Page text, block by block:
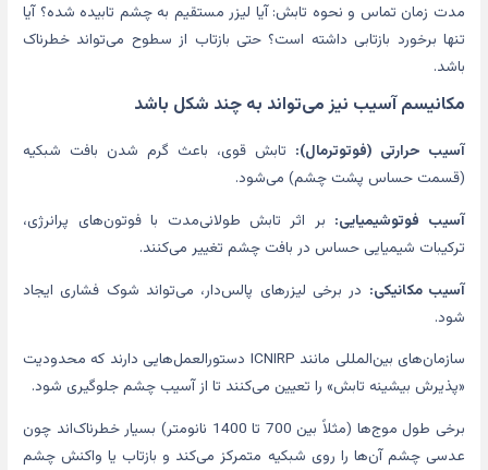
مدت زمان تماس و نحوه تابش: آیا لیزر مستقیم به چشم تابیده شده؟ آیا
تنها برخورد بازتابی داشته است؟ حتی بازتاب از سطوح می‌تواند خطرناک
باشد.
مکانیسم آسیب نیز می‌تواند به چند شکل باشد
آسیب حرارتی (فوتوترمال): تابش قوی، باعث گرم شدن بافت شبکیه
(قسمت حساس پشت چشم) می‌شود.
آسیب فوتوشیمیایی: بر اثر تابش طولانی‌مدت با فوتون‌های پرانرژی،
ترکیبات شیمیایی حساس در بافت چشم تغییر می‌کنند.
آسیب مکانیکی: در برخی لیزرهای پالس‌دار، می‌تواند شوک فشاری ایجاد
شود.
سازمان‌های بین‌المللی مانند ICNIRP دستورالعمل‌هایی دارند که محدودیت
«پذیرش بیشینه تابش» را تعیین می‌کنند تا از آسیب چشم جلوگیری شود.
برخی طول موج‌ها (مثلاً بین 700 تا 1400 نانومتر) بسیار خطرناک‌اند چون
عدسی چشم آن‌ها را روی شبکیه متمرکز می‌کند و بازتاب یا واکنش چشم